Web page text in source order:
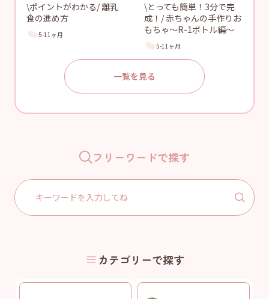
\ポイントがわかる/ 離乳
食の進め方
5-11ヶ月
\とっても簡単！3分で完
成！/ 赤ちゃんの手作りお
もちゃ〜R-1ボトル編〜
5-11ヶ月
一覧を見る
フリーワードで探す
Search
for:
カテゴリーで探す